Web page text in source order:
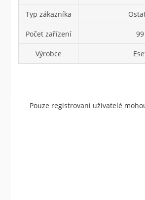
Typ zákazníka
Počet zařízení 99
Výrobce
Pouze registrovaní uživatelé